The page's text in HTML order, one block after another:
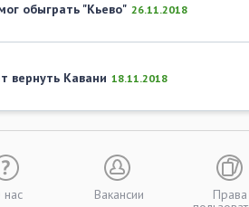
обыграть "Кьево" 26.11.2018
вернуть Кавани 18.11.2018
нас Вакансии Права